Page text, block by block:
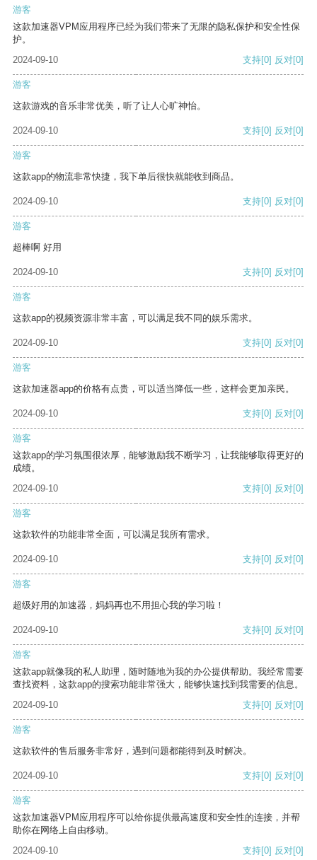
游客
这款加速器VPM应用程序已经为我们带来了无限的隐私保护和安全性保
护。
2024-09-10
支持[0] 反对[0]
游客
这款游戏的音乐非常优美，听了让人心旷神怡。
2024-09-10 支持[0] 反对[0]
游客
这款app的物流非常快捷，我下单后很快就能收到商品。
2024-09-10 支持[0] 反对[0]
游客
超棒啊 好用
2024-09-10 支持[0] 反对[0]
游客
这款app的视频资源非常丰富，可以满足我不同的娱乐需求。
2024-09-10 支持[0] 反对[0]
游客
这款加速器app的价格有点贵，可以适当降低一些，这样会更加亲民。
2024-09-10 支持[0] 反对[0]
游客
这款app的学习氛围很浓厚，能够激励我不断学习，让我能够取得更好的
成绩。
2024-09-10
支持[0] 反对[0]
游客
这款软件的功能非常全面，可以满足我所有需求。
2024-09-10 支持[0] 反对[0]
游客
超级好用的加速器，妈妈再也不用担心我的学习啦！
2024-09-10 支持[0] 反对[0]
游客
这款app就像我的私人助理，随时随地为我的办公提供帮助。我经常需要
查找资料，这款app的搜索功能非常强大，能够快速找到我需要的信息。
2024-09-10
支持[0] 反对[0]
游客
这款软件的售后服务非常好，遇到问题都能得到及时解决。
2024-09-10 支持[0] 反对[0]
游客
这款加速器VPM应用程序可以给你提供最高速度和安全性的连接，并帮
助你在网络上自由移动。
2024-09-10
支持[0] 反对[0]